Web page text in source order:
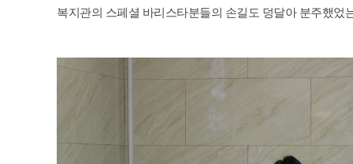
복지관의 스페셜 바리스타분들의 손길도 덩달아 분주했었